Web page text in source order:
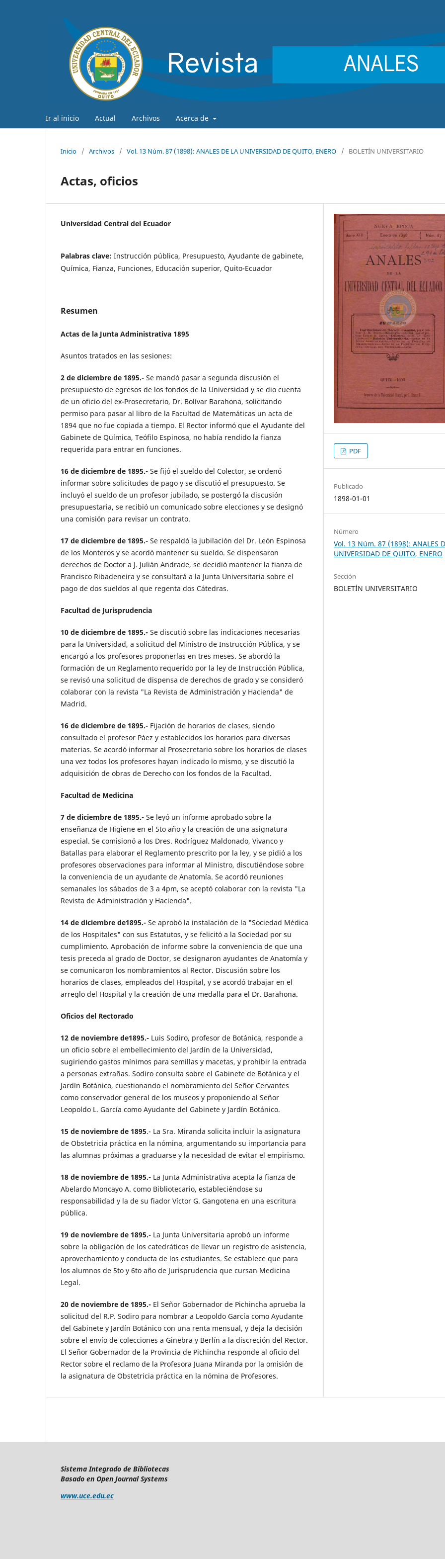
Ir al inicio Actual Archivos Acerca de
Inicio / Archivos / Vol. 13 Núm. 87 (1898): ANALES DE LA UNIVERSIDAD DE QUITO, ENERO / BOLETÍN UNIVERSITARIO
Actas, oficios
Universidad Central del Ecuador
Palabras clave: Instrucción pública, Presupuesto, Ayudante de gabinete,
Química, Fianza, Funciones, Educación superior, Quito-Ecuador
Resumen
Actas de la Junta Administrativa 1895
Asuntos tratados en las sesiones:
2 de diciembre de 1895.- Se mandó pasar a segunda discusión el
presupuesto de egresos de los fondos de la Universidad y se dio cuenta
de un oficio del ex-Prosecretario, Dr. Bolívar Barahona, solicitando
permiso para pasar al libro de la Facultad de Matemáticas un acta de
1894 que no fue copiada a tiempo. El Rector informó que el Ayudante del
Gabinete de Química, Teófilo Espinosa, no había rendido la fianza
requerida para entrar en funciones.
16 de diciembre de 1895.- Se fijó el sueldo del Colector, se ordenó
informar sobre solicitudes de pago y se discutió el presupuesto. Se
incluyó el sueldo de un profesor jubilado, se postergó la discusión
presupuestaria, se recibió un comunicado sobre elecciones y se designó
una comisión para revisar un contrato.
17 de diciembre de 1895.- Se respaldó la jubilación del Dr. León Espinosa
de los Monteros y se acordó mantener su sueldo. Se dispensaron
derechos de Doctor a J. Julián Andrade, se decidió mantener la fianza de
Francisco Ribadeneira y se consultará a la Junta Universitaria sobre el
pago de dos sueldos al que regenta dos Cátedras.
Facultad de Jurisprudencia
10 de diciembre de 1895.- Se discutió sobre las indicaciones necesarias
para la Universidad, a solicitud del Ministro de Instrucción Pública, y se
encargó a los profesores proponerlas en tres meses. Se abordó la
formación de un Reglamento requerido por la ley de Instrucción Pública,
se revisó una solicitud de dispensa de derechos de grado y se consideró
colaborar con la revista "La Revista de Administración y Hacienda" de
Madrid.
16 de diciembre de 1895.- Fijación de horarios de clases, siendo
consultado el profesor Páez y establecidos los horarios para diversas
materias. Se acordó informar al Prosecretario sobre los horarios de clases
una vez todos los profesores hayan indicado lo mismo, y se discutió la
adquisición de obras de Derecho con los fondos de la Facultad.
Facultad de Medicina
7 de diciembre de 1895.- Se leyó un informe aprobado sobre la
enseñanza de Higiene en el 5to año y la creación de una asignatura
especial. Se comisionó a los Dres. Rodríguez Maldonado, Vivanco y
Batallas para elaborar el Reglamento prescrito por la ley, y se pidió a los
profesores observaciones para informar al Ministro, discutiéndose sobre
la conveniencia de un ayudante de Anatomía. Se acordó reuniones
semanales los sábados de 3 a 4pm, se aceptó colaborar con la revista "La
Revista de Administración y Hacienda".
14 de diciembre de1895.- Se aprobó la instalación de la "Sociedad Médica
de los Hospitales" con sus Estatutos, y se felicitó a la Sociedad por su
cumplimiento. Aprobación de informe sobre la conveniencia de que una
tesis preceda al grado de Doctor, se designaron ayudantes de Anatomía y
se comunicaron los nombramientos al Rector. Discusión sobre los
horarios de clases, empleados del Hospital, y se acordó trabajar en el
arreglo del Hospital y la creación de una medalla para el Dr. Barahona.
Oficios del Rectorado
12 de noviembre de1895.- Luis Sodiro, profesor de Botánica, responde a
un oficio sobre el embellecimiento del Jardín de la Universidad,
sugiriendo gastos mínimos para semillas y macetas, y prohibir la entrada
a personas extrañas. Sodiro consulta sobre el Gabinete de Botánica y el
Jardín Botánico, cuestionando el nombramiento del Señor Cervantes
como conservador general de los museos y proponiendo al Señor
Leopoldo L. García como Ayudante del Gabinete y Jardín Botánico.
15 de noviembre de 1895.- La Sra. Miranda solicita incluir la asignatura
de Obstetricia práctica en la nómina, argumentando su importancia para
las alumnas próximas a graduarse y la necesidad de evitar el empirismo.
18 de noviembre de 1895.- La Junta Administrativa acepta la fianza de
Abelardo Moncayo A. como Bibliotecario, estableciéndose su
responsabilidad y la de su fiador Víctor G. Gangotena en una escritura
pública.
19 de noviembre de 1895.- La Junta Universitaria aprobó un informe
sobre la obligación de los catedráticos de llevar un registro de asistencia,
aprovechamiento y conducta de los estudiantes. Se establece que para
los alumnos de 5to y 6to año de Jurisprudencia que cursan Medicina
Legal.
20 de noviembre de 1895.- El Señor Gobernador de Pichincha aprueba la
solicitud del R.P. Sodiro para nombrar a Leopoldo García como Ayudante
del Gabinete y Jardín Botánico con una renta mensual, y deja la decisión
sobre el envío de colecciones a Ginebra y Berlín a la discreción del Rector.
El Señor Gobernador de la Provincia de Pichincha responde al oficio del
Rector sobre el reclamo de la Profesora Juana Miranda por la omisión de
la asignatura de Obstetricia práctica en la nómina de Profesores.
PDF
Publicado
1898-01-01
Número
Vol. 13 Núm. 87 (1898): ANALES
UNIVERSIDAD DE QUITO, ENERO
Sección
BOLETÍN UNIVERSITARIO
Sistema Integrado de Bibliotecas
Basado en Open Journal Systems
www.uce.edu.ec